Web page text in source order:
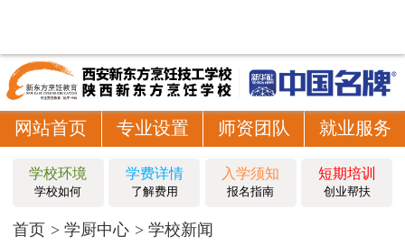
网站首页 专业设置 师资团队 就业服务
学校环境
学校如何
学费详情
了解费用
入学须知
报名指南
短期培训
创业帮扶
首页 学厨中心 学校新闻